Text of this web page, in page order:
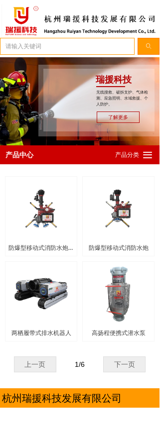
ꄠ
防爆型移动式消防水炮/50 防爆型移动式消防水炮
两栖履带式排水机器人 高扬程便携式潜水泵
上一页 下一页
1/6
产品中心 끀
产品分类
了解更多
瑞援科技
无线搜救、破拆支护、气体检
测、应急照明、水域救援、个
人防护。
杭州瑞援科技发展有限公司